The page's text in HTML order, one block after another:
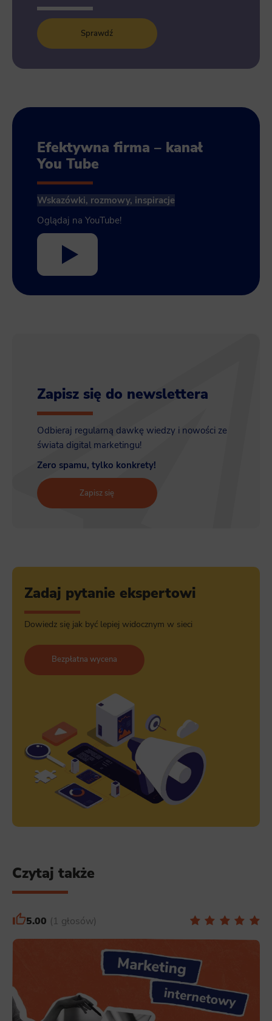
Sprawdź
Efektywna firma – kanał
You Tube
Wskazówki, rozmowy, inspiracje
Oglądaj na YouTube!
Zapisz się do newslettera
Odbieraj regularną dawkę wiedzy i nowości ze
świata digital marketingu!
Zero spamu, tylko konkrety!
Zapisz się
Zadaj pytanie ekspertowi
Dowiedz się jak być lepiej widocznym w sieci
Bezpłatna wycena
Czytaj także
5.00 1 głosów